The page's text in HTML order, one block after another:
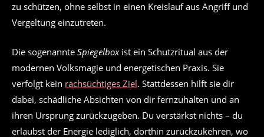
zu schützen, ohne selbst in einen Kreislauf aus Angriff und
Vergeltung einzutreten.
Die sogenannte Spiegelboxist ein Schutzritual aus der
modernen Volksmagie und energetischen Praxis. Sie
verfolgt kein rachsüchtiges Ziel. Stattdessen hilft sie dir
dabei, schädliche Absichten von dir fernzuhalten und an
ihren Ursprung zurückzugeben. Du verstärkst nichts – du
erlaubst der Energie lediglich, dorthin zurückzukehren, wo